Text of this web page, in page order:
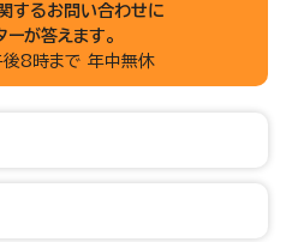
するお問い合わせに
ーが答えます。
8時まで 年中無休